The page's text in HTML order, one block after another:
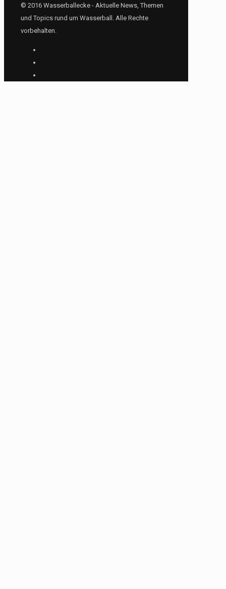
© 2016 Wasserballecke - Aktuelle News, Themen
und Topics rund um Wasserball. Alle Rechte
vorbehalten.